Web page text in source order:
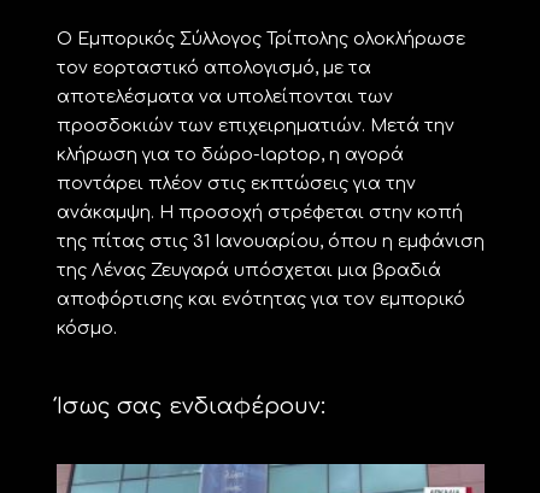
Ο Εμπορικός Σύλλογος Τρίπολης ολοκλήρωσε
τον εορταστικό απολογισμό, με τα
αποτελέσματα να υπολείπονται των
προσδοκιών των επιχειρηματιών. Μετά την
κλήρωση για το δώρο-laptop, η αγορά
ποντάρει πλέον στις εκπτώσεις για την
ανάκαμψη. Η προσοχή στρέφεται στην κοπή
της πίτας στις 31 Ιανουαρίου, όπου η εμφάνιση
της Λένας Ζευγαρά υπόσχεται μια βραδιά
αποφόρτισης και ενότητας για τον εμπορικό
κόσμο.
Ίσως σας ενδιαφέρουν: